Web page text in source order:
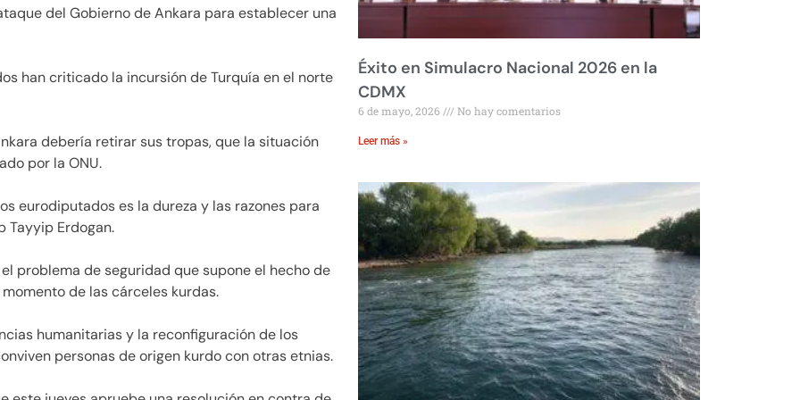
del Gobierno de Ankara para establecer una
han criticado la incursión de Turquía en el norte
debería retirar sus tropas, que la situación
por la ONU.
eurodiputados es la dureza y las razones para
Tayyip Erdogan.
problema de seguridad que supone el hecho de
de las cárceles kurdas.
humanitarias y la reconfiguración de los
personas de origen kurdo con otras etnias.
Éxito en Simulacro Nacional 2026 en la
CDMX
6 de mayo, 2026 No hay comentarios
Leer más »